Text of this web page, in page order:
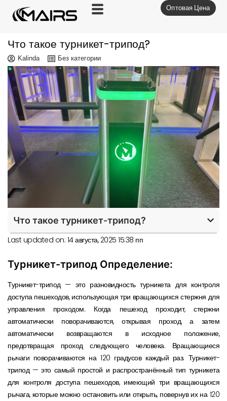
Перейти
Оптовая Цена
Что такое турникет-трипод?
Kalinda Без категории
Что такое турникет-трипод?
Last updated on: 14 августа, 2025 15:38 пп
Турникет-трипод Определение:
Турникет-трипод — это разновидность турникета для контроля
доступа пешеходов, использующая три вращающихся стержня для
управления проходом. Когда пешеход проходит, стержни
автоматически поворачиваются, открывая проход, а затем
автоматически возвращаются в исходное положение,
предотвращая проход следующего человека. Вращающиеся
рычаги поворачиваются на 120 градусов каждый раз. Турникет-
трипод — это самый простой и распространённый тип турникета
для контроля доступа пешеходов, имеющий три вращающихся
рычага, которые можно остановить или открыть, повернув их на 120